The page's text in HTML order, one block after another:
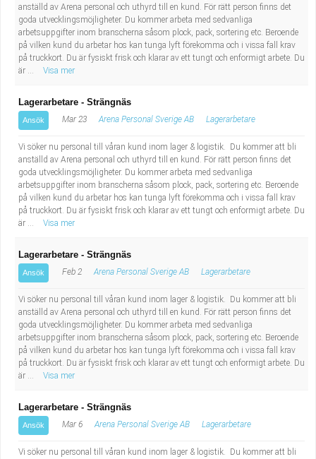
anställd av Arena personal och uthyrd till en kund. För rätt person finns det
goda utvecklingsmöjligheter. Du kommer arbeta med sedvanliga
arbetsuppgifter inom branscherna såsom plock, pack, sortering etc. Beroende
på vilken kund du arbetar hos kan tunga lyft förekomma och i vissa fall krav
på truckkort. Du är fysiskt frisk och klarar av ett tungt och enformigt arbete. Du
är ...
Visa mer
Lagerarbetare - Strängnäs
Ansök Mar 23 Arena Personal Sverige AB Lagerarbetare
Vi söker nu personal till våran kund inom lager & logistik. Du kommer att bli
anställd av Arena personal och uthyrd till en kund. För rätt person finns det
goda utvecklingsmöjligheter. Du kommer arbeta med sedvanliga
arbetsuppgifter inom branscherna såsom plock, pack, sortering etc. Beroende
på vilken kund du arbetar hos kan tunga lyft förekomma och i vissa fall krav
på truckkort. Du är fysiskt frisk och klarar av ett tungt och enformigt arbete. Du
är ...
Visa mer
Lagerarbetare - Strängnäs
Ansök Feb 2 Arena Personal Sverige AB Lagerarbetare
Vi söker nu personal till våran kund inom lager & logistik. Du kommer att bli
anställd av Arena personal och uthyrd till en kund. För rätt person finns det
goda utvecklingsmöjligheter. Du kommer arbeta med sedvanliga
arbetsuppgifter inom branscherna såsom plock, pack, sortering etc. Beroende
på vilken kund du arbetar hos kan tunga lyft förekomma och i vissa fall krav
på truckkort. Du är fysiskt frisk och klarar av ett tungt och enformigt arbete. Du
är ...
Visa mer
Lagerarbetare - Strängnäs
Ansök Mar 6 Arena Personal Sverige AB Lagerarbetare
Vi söker nu personal till våran kund inom lager & logistik. Du kommer att bli